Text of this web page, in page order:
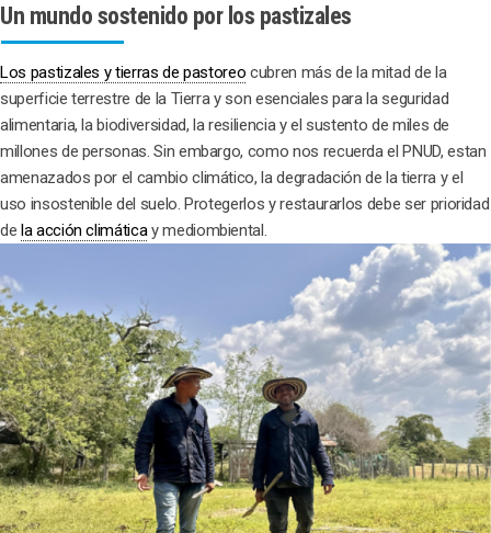
Un mundo sostenido por los pastizales
Los pastizales y tierras de pastoreo cubren más de la mitad de la
superficie terrestre de la Tierra y son esenciales para la seguridad
alimentaria, la biodiversidad, la resiliencia y el sustento de miles de
millones de personas. Sin embargo, como nos recuerda el PNUD, estan
amenazados por el cambio climático, la degradación de la tierra y el
uso insostenible del suelo. Protegerlos y restaurarlos debe ser prioridad
de la acción climáticay mediombiental.